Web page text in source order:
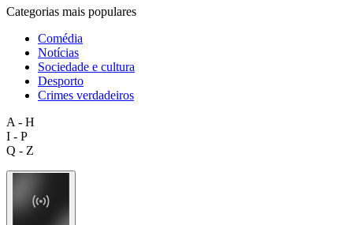
Categorias mais populares
Comédia
Notícias
Sociedade e cultura
Desporto
Crimes verdadeiros
A - H
I - P
Q - Z